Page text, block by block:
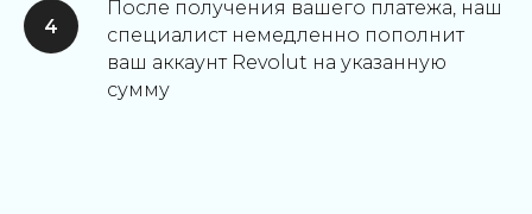
После получения вашего платежа, наш
специалист немедленно пополнит
ваш аккаунт Revolut на указанную
сумму